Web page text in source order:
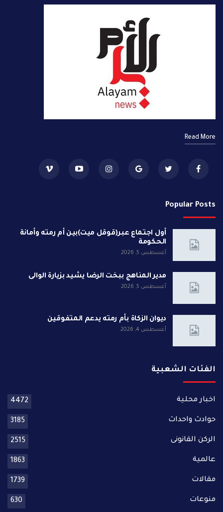
Read More
Popular Posts
أول اجتماع عبر(قوقل ميت)بين أم رمته وأمانة
الحكومة
أغسطس 5, 2026
مدير المناهج ببخت الرضا يشيد بزيارة الوالى
أغسطس 5, 2026
ديوان الزكاة بأم رمته يدعم المتفوقين
أغسطس 4, 2026
الفئات الشعبية
اخبار محلية 4472
حوادث واحداث 3185
الركن القانونى 2515
عالمية 1863
مقالات 1739
منوعات 630